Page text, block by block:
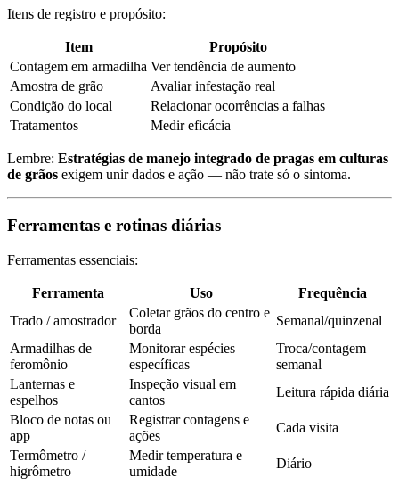
Itens de registro e propósito:
Item
Propósito
Contagem em armadilha Ver tendência de aumento
Amostra de grão
Avaliar infestação real
Condição do local
Relacionar ocorrências a falhas
Tratamentos
Medir eficácia
Lembre: Estratégias de manejo integrado de pragas em culturas
de grãos exigem unir dados e ação — não trate só o sintoma.
Ferramentas e rotinas diárias
Ferramentas essenciais:
Ferramenta Uso
Frequência
Trado / amostrador
Coletar grãos do centro e
borda
Semanal/quinzenal
Armadilhas de
feromônio
Monitorar espécies
específicas
Troca/contagem
semanal
Lanternas e
espelhos
Inspeção visual em
cantos
Leitura rápida diária
Bloco de notas ou
app
Registrar contagens e
ações
Cada visita
Termômetro /
higrômetro
Medir temperatura e
umidade
Diário